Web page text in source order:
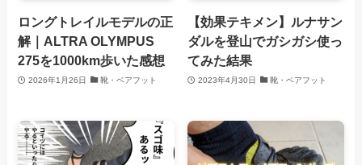
ロングトレイルモデルの正
解｜ALTRA OLYMPUS
275を1000km歩いた感想
2026年1月26日 靴・ベアフット
【効果テキメン】ルナサン
ダルを登山でガシガシ使っ
てみた結果
2023年4月30日 靴・ベアフット